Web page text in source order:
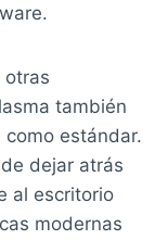
otras
también
estándar.
dejar atrás
al escritorio
modernas